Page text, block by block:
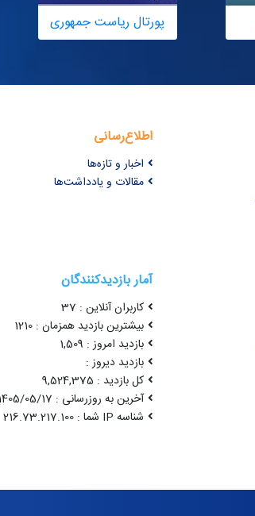
پورتال ریاست جمهوری
اطلاع‌رسانی
اخبار و تازه‌ها
مقالات و یادداشت‌ها
آمار بازدیدکنندگان
کاربران آنلاین : 37
بیشترین بازدید همزمان : 1210
بازدید امروز : 1,509
بازدید دیروز :
کل بازدید : 9,524,375
آخرین به روزرسانی : 1405/05/17 13:27:26
شناسه IP شما : 216.73.217.100